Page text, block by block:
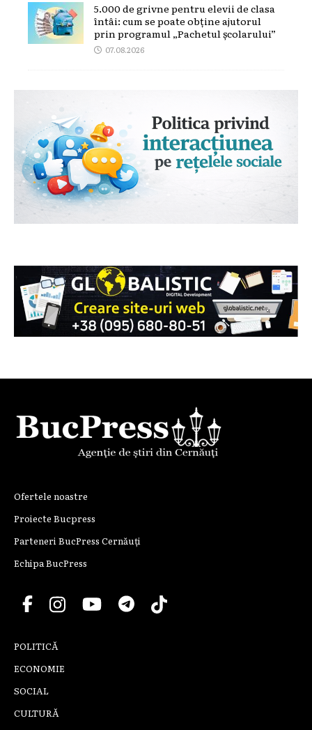
5.000 de grivne pentru elevii de clasa
întâi: cum se poate obține ajutorul
prin programul „Pachetul școlarului”
07.08.2026
Ofertele noastre
Proiecte Bucpress
Parteneri BucPress Cernăuți
Echipa BucPress
POLITICĂ
ECONOMIE
SOCIAL
CULTURĂ